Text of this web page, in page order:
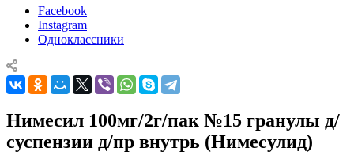
Facebook
Instagram
Одноклассники
Нимесил 100мг/2г/пак №15 гранулы д/
суспензии д/пр внутрь (Нимесулид)